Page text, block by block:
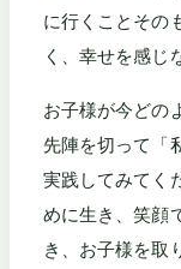
に行くことその
く、幸せを感じ
お子様が今どの
先陣を切って「
実践してみてく
めに生き、笑顔
き、お子様を取